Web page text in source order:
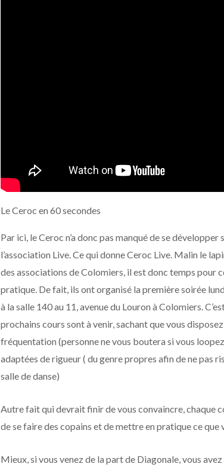
Le Ceroc en 60 secondes
Par ici, le Ceroc n’a donc pas manqué de se
l’association Live. Ce qui donne Ceroc Live. Malin le
des associations de Colomiers, il est donc temps pour
pratique. De fait, ils ont organisé la première soirée
à la salle 140 au 11, avenue du Louron à Colomiers.
prochains cours sont à venir, sachant que vous
fréquentation (personne ne vous boutera si vous
adaptées de rigueur ( du genre propres afin de ne pas
salle de danse)
Autre fait qui devrait finir de vous convaincre, chaque
de se faire des copains et de mettre en pratique ce que
Mieux, si vous venez de la part de Diagonale, vous